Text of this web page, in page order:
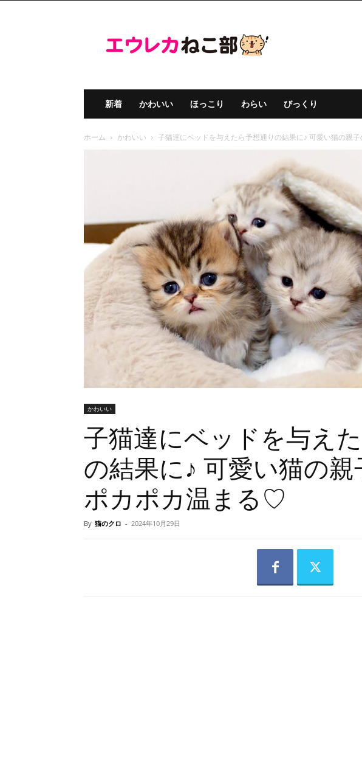
ウ
レ
こ
部
新着 かわいい ほっこり わらい びっくり
ホーム かわいい 子猫達にベッドを与えたら予想通りの結果に♪ 可愛い猫の親
かわいい
子猫達にベッドを与え
の結果に♪ 可愛い猫の
ポカポカ温まる♡
By 猫のクロ - 2024年10月29日